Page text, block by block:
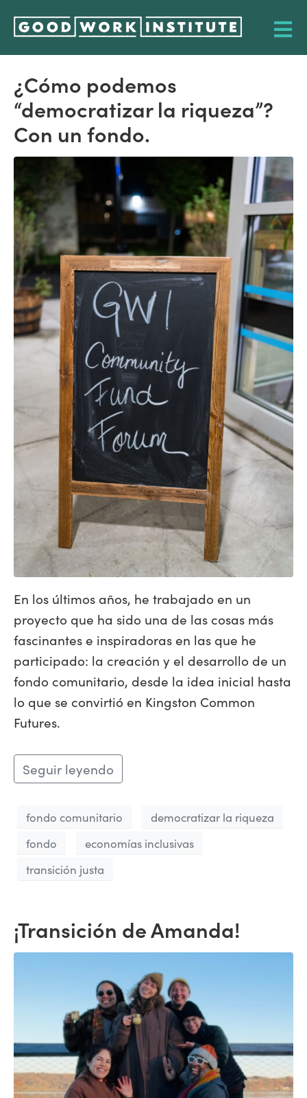
¿Cómo podemos
“democratizar la riqueza”?
Con un fondo.
En los últimos años, he trabajado en un
proyecto que ha sido una de las cosas más
fascinantes e inspiradoras en las que he
participado: la creación y el desarrollo de un
fondo comunitario, desde la idea inicial hasta
lo que se convirtió en Kingston Common
Futures.
Seguir leyendo
fondo comunitario
democratizar la riqueza
fondo
economías inclusivas
transición justa
¡Transición de Amanda!